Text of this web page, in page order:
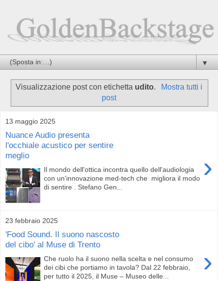
▼
Visualizzazione post con etichetta udito.
Mostra tutti i
post
13 maggio 2025
Nuance Audio presenta
l'occhiale acustico per sentire
meglio
›
Il mondo dell'ottica incontra quello dell'audiologia
con un'innovazione med-tech che migliora il modo
di sentire . Stefano Gen...
23 febbraio 2025
'Food Sound. Il suono nascosto
del cibo' al Muse di Trento
›
Che ruolo ha il suono nella scelta e nel consumo
dei cibi che portiamo in tavola? Dal 22 febbraio,
per tutto il 2025, il Muse – Museo delle...